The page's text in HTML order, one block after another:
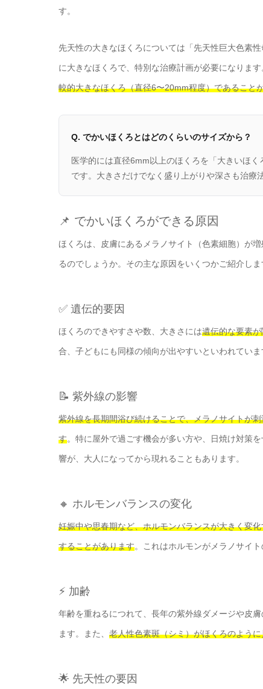
す。
先天性の大きなほくろについては「先天性巨大色素
に大きなほくろで、特別な治療計画が必要になりま
較的大きなほくろ（直径6〜20mm程度）であること
Q. でかいほくろとはどのくらいのサイズから？
医学的には直径6mm以上のほくろを「大きいほ
です。大きさだけでなく盛り上がりや深さも治療
📌 でかいほくろができる原因
ほくろは、皮膚にあるメラノサイト（色素細胞）が
るのでしょうか。その主な原因をいくつかご紹介しま
✅ 遺伝的要因
ほくろのできやすさや数、大きさには遺伝的な要素
合、子どもにも同様の傾向が出やすいといわれていま
📝 紫外線の影響
紫外線を長期間浴び続けることで、メラノサイトが
す。特に屋外で過ごす機会が多い方や、日焼け対策
響が、大人になってから現れることもあります。
🔸 ホルモンバランスの変化
妊娠中や思春期など、ホルモンバランスが大きく変
することがあります。これはホルモンがメラノサイ
⚡ 加齢
年齢を重ねるにつれて、長年の紫外線ダメージや皮
ます。また、 老人性色素斑（シミ）がほくろのよう
🌟 先天性の要因